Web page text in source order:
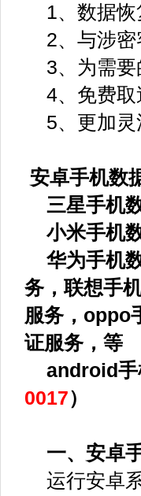
1、数据恢
2、与涉密
3、为需要
4、免费取
5、更加灵
安卓手机数
三星手机
小米手机
华为手机
务，联想手
服务，oppo
证服务， 等
android手
0017）
一、安卓
运行安卓